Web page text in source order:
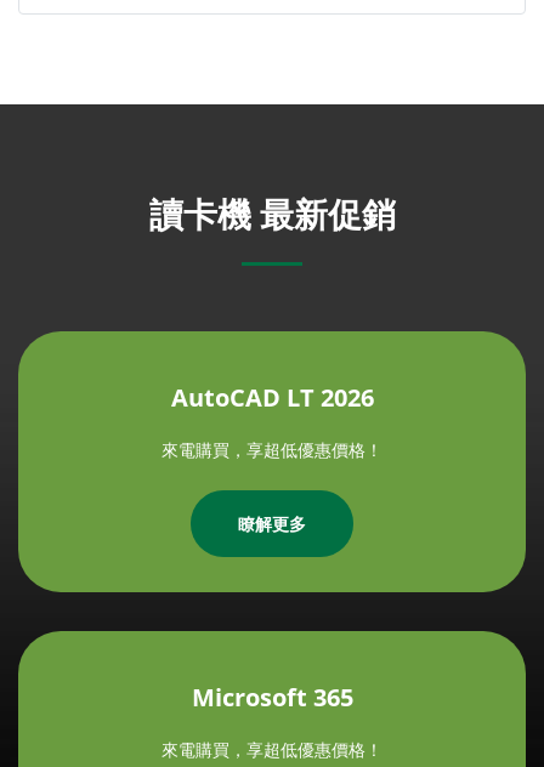
讀卡機 最新促銷
AutoCAD LT 2026
來電購買，享超低優惠價格！
瞭解更多
Microsoft 365
來電購買，享超低優惠價格！